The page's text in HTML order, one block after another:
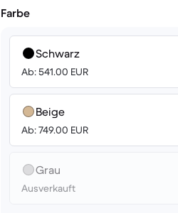
Farbe
Schwarz
Ab: 541.00 EUR
Beige
Ab: 749.00 EUR
Grau
Ausverkauft